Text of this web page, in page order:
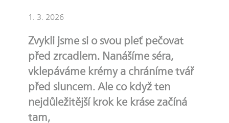
1. 3. 2026
Zvykli jsme si o svou pleť pečovat
před zrcadlem. Nanášíme séra,
vklepáváme krémy a chráníme tvář
před sluncem. Ale co když ten
nejdůležitější krok ke kráse začíná
tam,